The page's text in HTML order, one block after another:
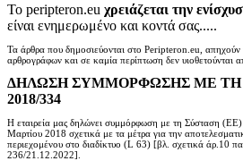
Το peripteron.eu χρειάζεται την
είναι ενημερωμένο και κοντά σας.....
Τα άρθρα που δημοσιεύονται στο Peripteron.eu, απηχούν
αρθρογράφων και σε καμία περίπτωση δεν υιοθετούνται
ΔΗΛΩΣΗ ΣΥΜΜΟΡΦΩΣΗΣ ΜΕ ΤΗ
2018/334
Η εταιρεία μας δηλώνει συμμόρφωση με τη Σύσταση
Μαρτίου 2018 σχετικά με τα μέτρα για την
περιεχομένου στο διαδίκτυο (L 63) [βλ. σχετικά άρ.10
236/21.12.2022].